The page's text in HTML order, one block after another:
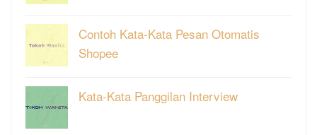
Contoh Kata-Kata Pesan Otomatis
Shopee
Kata-Kata Panggilan Interview